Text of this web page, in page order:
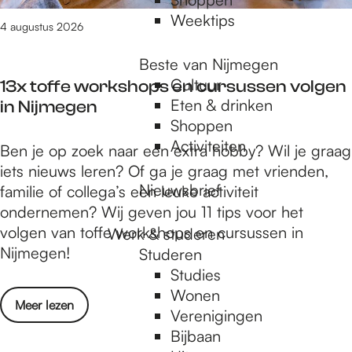
Weektips
Beste van Nijmegen
Cultuur
Eten & drinken
Shoppen
Activiteiten
Nieuwsbrief
Werk & studeren
Studeren
Studies
Wonen
Verenigingen
Bijbaan
n
g
n
i
n
i
j
m
e
g
e
t
e
e
r
n
i
g
i
n
g
n
13x toffe workshops en cursussen volgen
in Nijmegen
4 augustus 2026
1
3
x
t
o
f
e
w
Ben je op zoek naar een extra hobby? Wil je graag
iets nieuws leren? Of ga je graag met vrienden,
familie of collega’s een leuke activiteit
ondernemen? Wij geven jou 11 tips voor het
volgen van toffe workshops en cursussen in
Nijmegen!
Meer lezen
o
v